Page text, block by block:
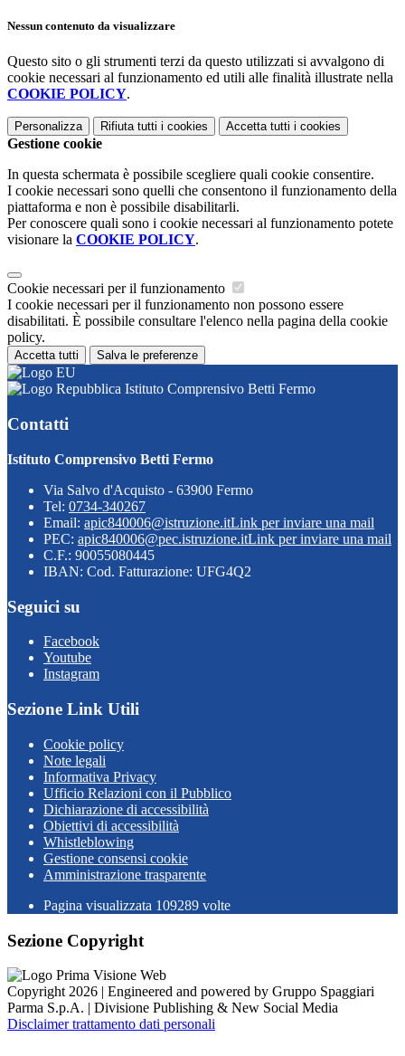
Nessun contenuto da visualizzare
Questo sito o gli strumenti terzi da questo utilizzati si avvalgono di
cookie necessari al funzionamento ed utili alle finalità illustrate nella
COOKIE POLICY.
Personalizza Rifiuta tutti i cookies Accetta tutti i cookies
Gestione cookie
In questa schermata è possibile scegliere quali cookie consentire.
I cookie necessari sono quelli che consentono il funzionamento della
piattaforma e non è possibile disabilitarli.
Per conoscere quali sono i cookie necessari al funzionamento potete
visionare la COOKIE POLICY.
Cookie necessari per il funzionamento
I cookie necessari per il funzionamento non possono essere
disabilitati. È possibile consultare l'elenco nella pagina della cookie
policy.
Accetta tutti Salva le preferenze
Istituto Comprensivo Betti Fermo
Contatti
Istituto Comprensivo Betti Fermo
Via Salvo d'Acquisto - 63900 Fermo
Tel: 0734-340267
Email: apic840006@istruzione.itLink per inviare una mail
PEC: apic840006@pec.istruzione.itLink per inviare una mail
C.F.: 90055080445
IBAN: Cod. Fatturazione: UFG4Q2
Seguici su
Facebook
Youtube
Instagram
Sezione Link Utili
Cookie policy
Note legali
Informativa Privacy
Ufficio Relazioni con il Pubblico
Dichiarazione di accessibilità
Obiettivi di accessibilità
Whistleblowing
Gestione consensi cookie
Amministrazione trasparente
Pagina visualizzata 109289 volte
Sezione Copyright
Copyright 2026 | Engineered and powered by Gruppo Spaggiari
Parma S.p.A. | Divisione Publishing & New Social Media
Disclaimer trattamento dati personali